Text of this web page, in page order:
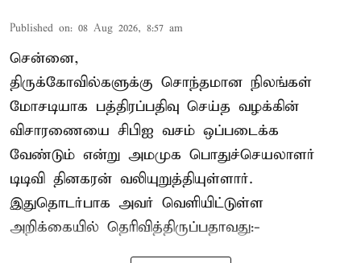
Published on: 08 Aug 2026, 8:57 am
சென்னை,
திருக்கோவில்களுக்கு சொந்தமான நிலங்கள்
மோசடியாக பத்திரப்பதிவு செய்த வழக்கின்
விசாரணையை சிபிஐ வசம் ஒப்படைக்க
வேண்டும் என்று அமமுக பொதுச்செயலாளர்
டிடிவி தினகரன் வலியுறுத்தியுள்ளார்.
இதுதொடர்பாக அவர் வெளியிட்டுள்ள
அறிக்கையில் தெரிவித்திருப்பதாவது:-